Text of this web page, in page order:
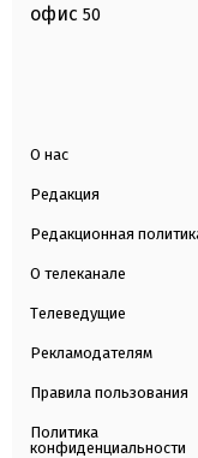
офис 50
О нас
Редакция
Редакционная
О телеканале
Телеведущие
Рекламодателям
Правила пользования
Политика
конфиденциальности